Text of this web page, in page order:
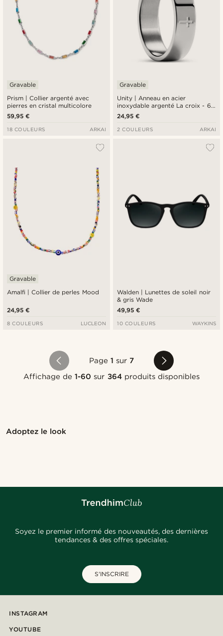
Prism | Collier argenté avec
pierres en cristal multicolore
Gravable
59,95 €
18 COULEURS ARKAI
Unity | Anneau en acier
inoxydable argenté La croix - 6
mm
Gravable
24,95 €
2 COULEURS ARKAI
Amalfi | Collier de perles Mood
Gravable
24,95 €
8 COULEURS LUCLEON
Walden | Lunettes de soleil noir
& gris Wade
49,95 €
10 COULEURS WAYKINS
Page 1 sur 7
Affichage de1-60 sur 364produits disponibles
Adoptez le look
Soyez le premier informé des nouveautés, des dernières
tendances & des offres spéciales.
S'INSCRIRE
INSTAGRAM
YOUTUBE